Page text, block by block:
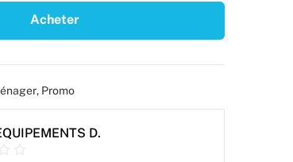
Acheter
, Promo
D.